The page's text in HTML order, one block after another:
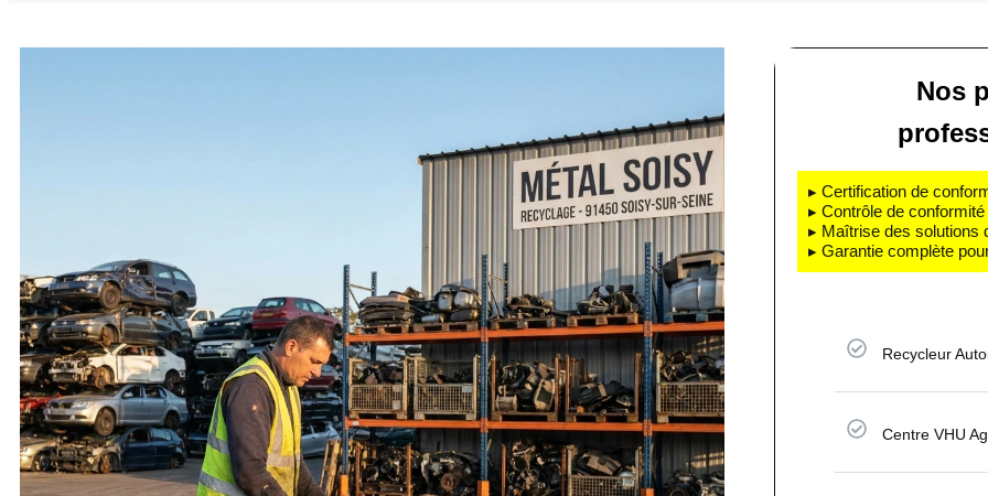
Nos
▸ Certification de
▸ Contrôle de
▸ Maîtrise des solutions
▸ Garantie complète
Recycleur
Centre VHU